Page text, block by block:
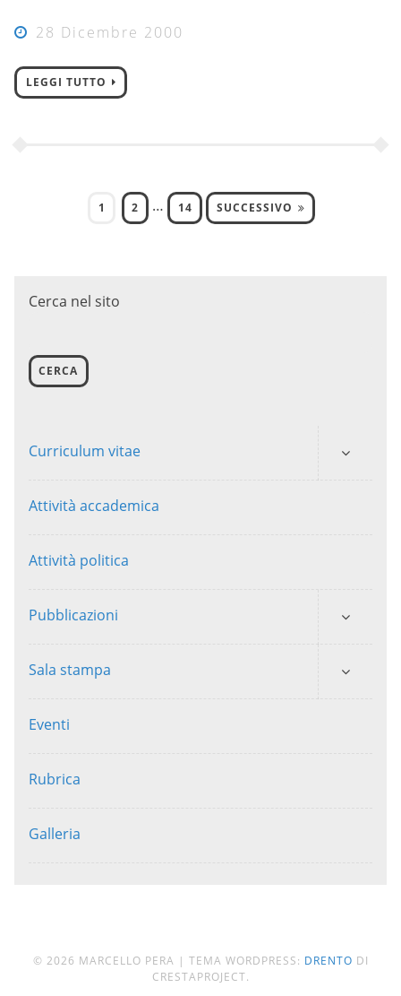
28 Dicembre 2000
LEGGI TUTTO
1 2 … 14 SUCCESSIVO
Cerca nel sito
CERCA
Curriculum vitae
Attività accademica
Attività politica
Pubblicazioni
Sala stampa
Eventi
Rubrica
Galleria
© 2026 MARCELLO PERA | TEMA WORDPRESS: DRENTO DI
CRESTAPROJECT.